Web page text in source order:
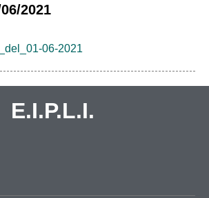
2021
06-2021
E.I.P.L.I.